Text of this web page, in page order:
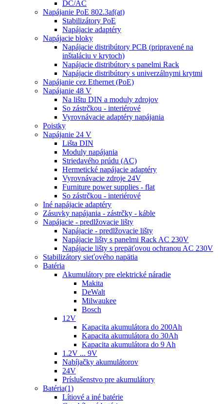
DC/AC
Napájanie PoE 802.3af(at)
Stabilizátory PoE
Napájacie adaptéry
Napájacie bloky
Napájacie distribútory PCB (pripravené na
inštaláciu v krytoch)
Napájacie distribútory s panelmi Rack
Napájacie distribútory s univerzálnymi krytmi
Napájanie cez Ethernet (PoE)
Napájanie 48 V
Na lištu DIN a moduly zdrojov
So zástrčkou - interiérové
Vyrovnávacie adaptéry napájania
Poistky
Napájanie 24 V
Lišta DIN
Moduly napájania
Striedavého prúdu (AC)
Hermetické napájacie adaptéry
Vyrovnávacie zdroje 24V
Furniture power supplies - flat
So zástrčkou - interiérové
Iné napájacie adaptéry
Zásuvky napájania - zástrčky - káble
Napájacie - predlžovacie lišty
Napájacie - predlžovacie lišty
Napájacie lišty s panelmi Rack AC 230V
Napájacie lišty s prepäťovou ochranou AC 230V
Stabilizátory sieťového napätia
Batéria
Akumulátory pre elektrické náradie
Makita
DeWalt
Milwaukee
Bosch
12V
Kapacita akumulátora do 200Ah
Kapacita akumulátora do 30Ah
Kapacita akumulátora do 9 Ah
1.2V ... 9V
Nabíjačky akumulátorov
24V
Príslušenstvo pre akumulátory
Batéria(1)
Lítiové a iné batérie